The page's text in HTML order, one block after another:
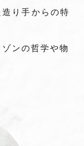
り手からの特
ンの哲学や物